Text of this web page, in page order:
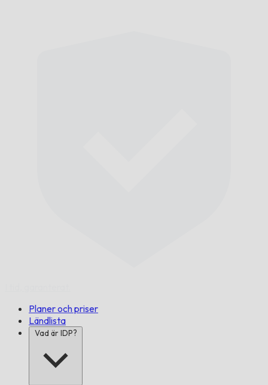
Planer och priser
Ländlista
Vad är IDP?